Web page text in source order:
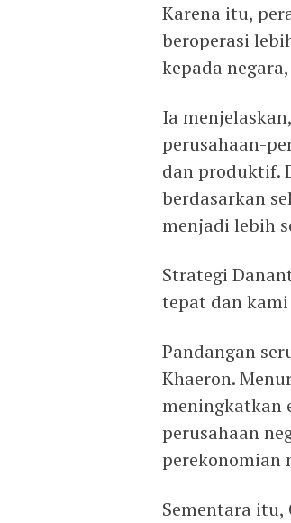
Karena itu,
beroperasi
kepada
Ia
perusahaan-
dan produktif.
berdasarkan
menjadi lebih
Strategi
tepat dan kami
Pandangan
Khaeron.
meningkatkan
perusahaan
perekonomian
Sementara itu,